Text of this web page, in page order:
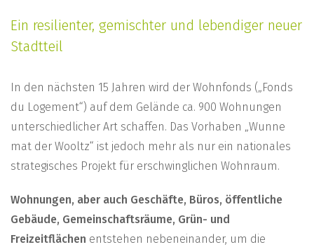
Ein resilienter, gemischter und lebendiger neuer
Stadtteil
In den nächsten 15 Jahren wird der Wohnfonds („Fonds
du Logement“) auf dem Gelände ca. 900 Wohnungen
unterschiedlicher Art schaffen. Das Vorhaben „Wunne
mat der Wooltz“ ist jedoch mehr als nur ein nationales
strategisches Projekt für erschwinglichen Wohnraum.
Wohnungen, aber auch Geschäfte, Büros, öffentliche
Gebäude, Gemeinschaftsräume, Grün- und
Freizeitflächen entstehen nebeneinander, um die